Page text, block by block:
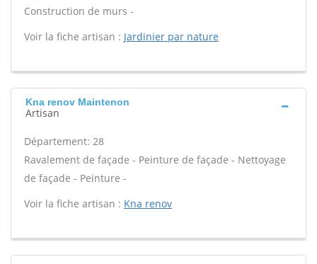
Construction de murs -
Voir la fiche artisan : Jardinier par nature
Kna renov Maintenon
Artisan
Département: 28
Ravalement de façade - Peinture de façade - Nettoyage
de façade - Peinture -
Voir la fiche artisan : Kna renov